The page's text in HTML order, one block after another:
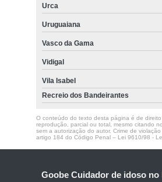
Urca
Uruguaiana
Vasco da Gama
Vidigal
Vila Isabel
Recreio dos Bandeirantes
O conteúdo do texto desta página é de
reprodução, parcial ou total, mesmo citando
sem a autorização do autor. Crime de
artigo 184 do Código Penal – Lei 9610/98 -
Goobe Cuidador de idoso no